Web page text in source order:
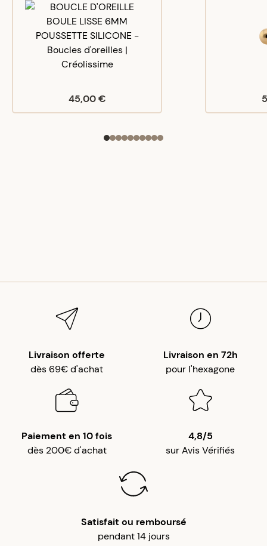
45,00 €
Livraison offerte
dès 69€ d'achat
Livraison en 72h
pour l'hexagone
Paiement en 10 fois
dès 200€ d'achat
4,8/5
sur Avis Vérifiés
Satisfait ou remboursé
pendant 14 jours